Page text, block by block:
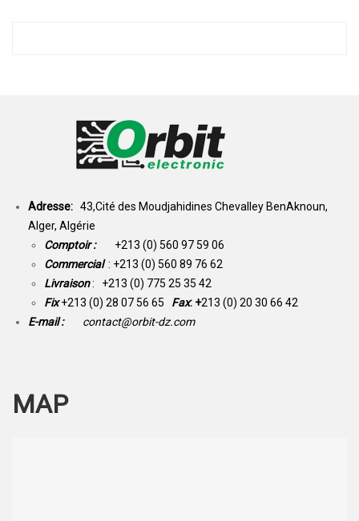
Adresse: 43,Cité des Moudjahidines Chevalley BenAknoun,
Alger, Algérie
Comptoir : +213 (0) 560 97 59 06
Commercial : +213 (0) 560 89 76 62
Livraison: +213 (0) 775 25 35 42
Fix +213 (0) 28 07 56 65 Fax: +213 (0) 20 30 66 42
E-mail :
contact@orbit-dz.com
MAP